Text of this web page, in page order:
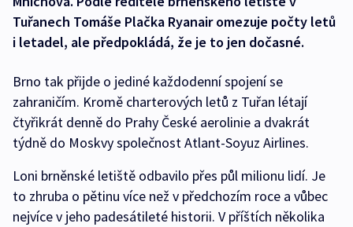
Tuřanech Tomáše Plačka Ryanair omezuje počty letů
i letadel, ale předpokládá, že je to jen dočasné.
Brno tak přijde o jediné každodenní spojení se
zahraničím. Kromě charterových letů z Tuřan létají
čtyřikrát denně do Prahy České aerolinie a dvakrát
týdně do Moskvy společnost Atlant-Soyuz Airlines.
Loni brněnské letiště odbavilo přes půl milionu lidí. Je
to zhruba o pětinu více než v předchozím roce a vůbec
nejvíce v jeho padesátileté historii. V příštích několika